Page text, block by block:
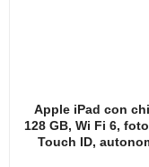
Apple iPad con
128 GB, Wi Fi 6,
Touch ID,